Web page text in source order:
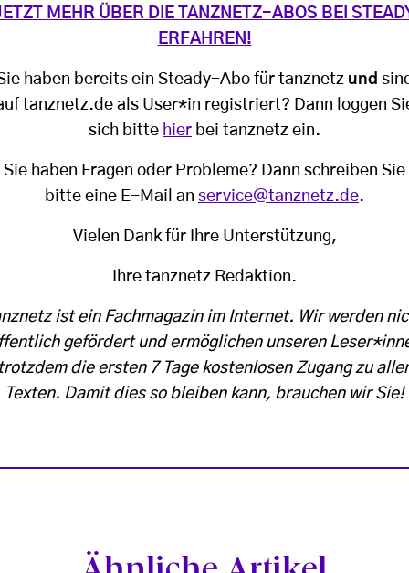
MEHR ÜBER DIE TANZNETZ-ABOS BEI
ERFAHREN!
haben bereits ein Steady-Abo für tanznetz und
tanznetz.de als User*in registriert? Dann loggen
sich bitte hier bei tanznetz ein.
Sie haben Fragen oder Probleme? Dann schreiben Sie
bitte eine E-Mail an service@tanznetz.de.
Vielen Dank für Ihre Unterstützung,
Ihre tanznetz Redaktion.
ist ein Fachmagazin im Internet. Wir werden
gefördert und ermöglichen unseren
die ersten 7 Tage kostenlosen Zugang zu
Texten. Damit dies so bleiben kann, brauchen wir Sie!